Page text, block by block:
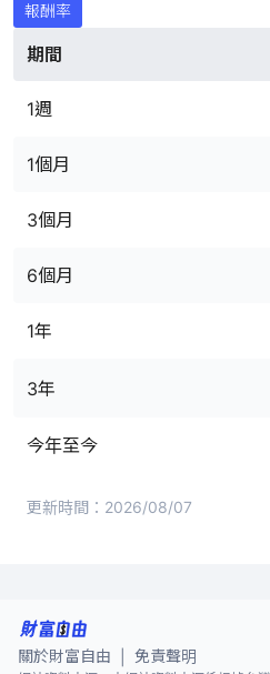
報酬率
期間
1週
1個月
3個月
6個月
1年
3年
今年至今
更新時間： 2026/08/07
關於財富自由 免責聲明